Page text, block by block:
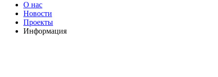
О нас
Новости
Проекты
Информация